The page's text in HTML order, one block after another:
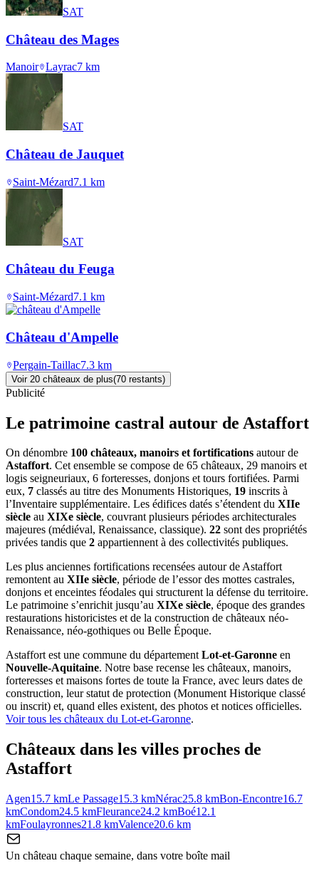
SAT
Château des Mages
Manoir Layrac7 km
SAT
Château de Jauquet
Saint-Mézard7.1 km
SAT
Château du Feuga
Saint-Mézard7.1 km
Château d'Ampelle
Pergain-Taillac7.3 km
Voir 20 châteaux de plus(70 restants)
Publicité
Le patrimoine castral autour de Astaffort
On dénombre 100 châteaux, manoirs et fortifications autour de
Astaffort. Cet ensemble se compose de 65 châteaux, 29 manoirs et
logis seigneuriaux, 6 forteresses, donjons et tours fortifiées. Parmi
eux, 7 classés au titre des Monuments Historiques, 19 inscrits à
l’Inventaire supplémentaire. Les édifices datés s’étendent du XIIe
siècle au XIXe siècle, couvrant plusieurs périodes architecturales
majeures (médiéval, Renaissance, classique). 22 sont des propriétés
privées tandis que 2 appartiennent à des collectivités publiques.
Les plus anciennes fortifications recensées autour de Astaffort
remontent au XIIe siècle, période de l’essor des mottes castrales,
donjons et enceintes féodales qui structurent la défense du territoire.
Le patrimoine s’enrichit jusqu’au XIXe siècle, époque des grandes
restaurations historicistes et de la construction de châteaux néo-
Renaissance, néo-gothiques ou Belle Époque.
Astaffortest une commune du départementLot-et-Garonne en
Nouvelle-Aquitaine. Notre base recense les châteaux, manoirs,
forteresses et maisons fortes de toute la France, avec leurs dates de
construction, leur statut de protection (Monument Historique classé
ou inscrit) et, quand elles existent, des photos et notices officielles.
Voir tous les châteaux du Lot-et-Garonne.
Châteaux dans les villes proches de
Astaffort
Agen15.7 kmLe Passage15.3 kmNérac25.8 kmBon-Encontre16.7
kmCondom24.5 kmFleurance24.2 kmBoé12.1
kmFoulayronnes21.8 kmValence20.6 km
Un château chaque semaine, dans votre boîte mail